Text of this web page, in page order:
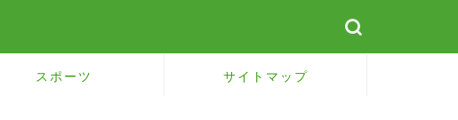
スポーツ サイトマップ